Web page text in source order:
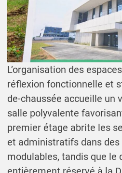
L’organisation des
réflexion fonctionnelle et
de-chaussée accueille un
salle polyvalente
premier étage abrite les
et administratifs dans des
modulables, tandis que le